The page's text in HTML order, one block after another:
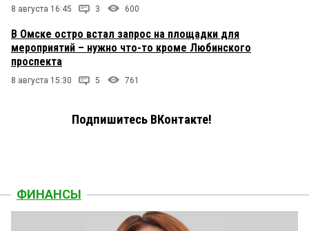
8 августа 16:45 3 600
В Омске остро встал запрос на площадки для
мероприятий – нужно что-то кроме Любинского
проспекта
8 августа 15:30 5 761
Подпишитесь ВКонтакте!
ФИНАНСЫ